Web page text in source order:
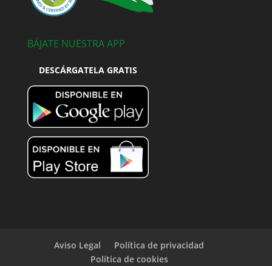
BÁJATE NUESTRA APP
DESCÁRGATELA GRATIS
Aviso Legal
Política de privacidad
Política de cookies